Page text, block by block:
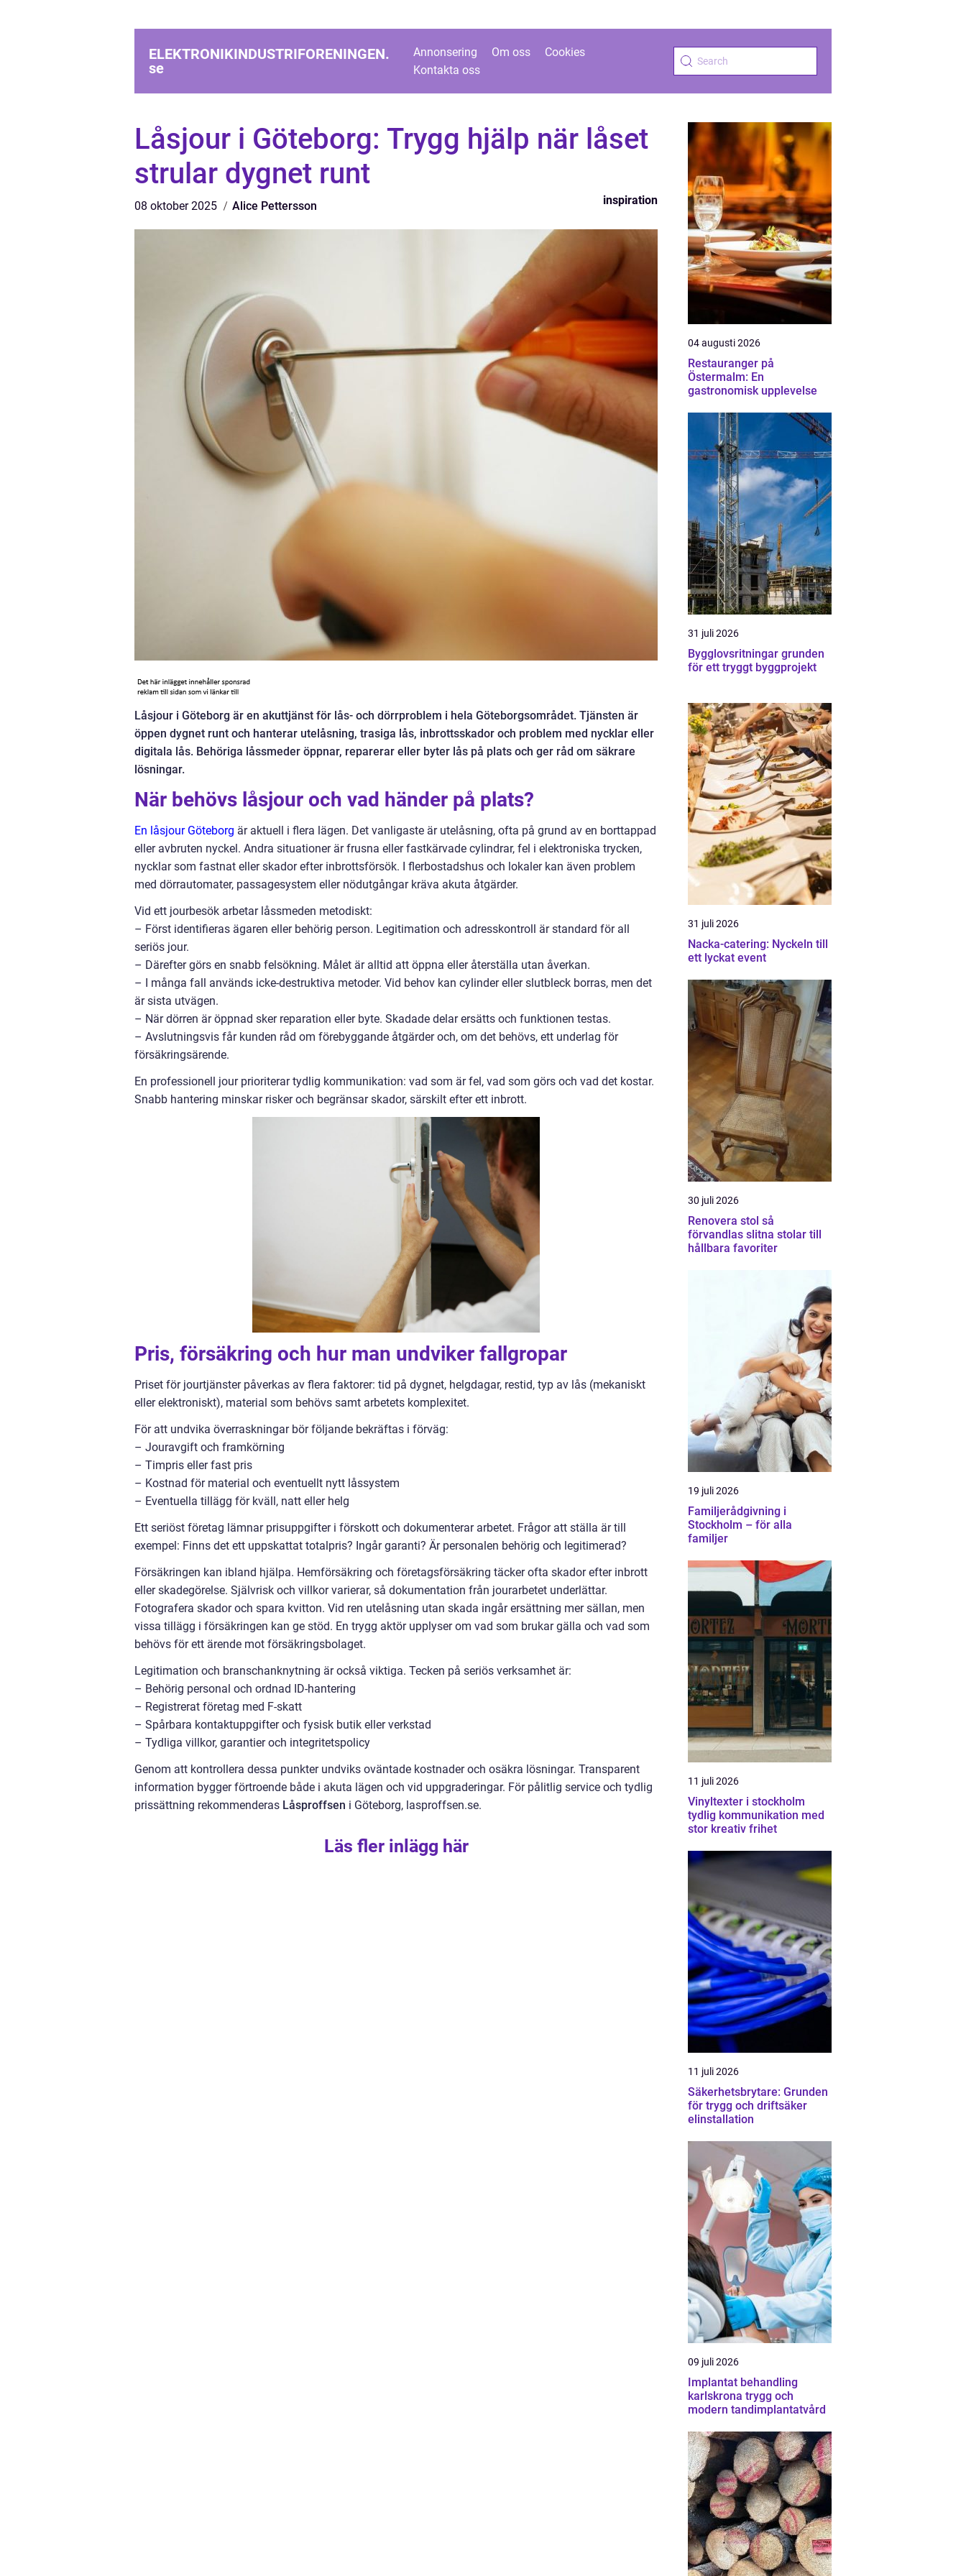
ELEKTRONIKINDUSTRIFORENINGEN.
se
Annonsering Om oss
Cookies
Kontakta oss
Låsjour i Göteborg: Trygg hjälp när låset
strular dygnet runt
08 oktober 2025 Alice Pettersson inspiration
Låsjour i Göteborg är en akuttjänst för lås- och dörrproblem i hela Göteborgsområdet. Tjänsten är
öppen dygnet runt och hanterar utelåsning, trasiga lås, inbrottsskador och problem med nycklar eller
digitala lås. Behöriga låssmeder öppnar, reparerar eller byter lås på plats och ger råd om säkrare
lösningar.
När behövs låsjour och vad händer på plats?
En låsjour Göteborg är aktuell i flera lägen. Det vanligaste är utelåsning, ofta på grund av en borttappad
eller avbruten nyckel. Andra situationer är frusna eller fastkärvade cylindrar, fel i elektroniska trycken,
nycklar som fastnat eller skador efter inbrottsförsök. I flerbostadshus och lokaler kan även problem
med dörrautomater, passagesystem eller nödutgångar kräva akuta åtgärder.
Vid ett jourbesök arbetar låssmeden metodiskt:
– Först identifieras ägaren eller behörig person. Legitimation och adresskontroll är standard för all
seriös jour.
– Därefter görs en snabb felsökning. Målet är alltid att öppna eller återställa utan åverkan.
– I många fall används icke-destruktiva metoder. Vid behov kan cylinder eller slutbleck borras, men det
är sista utvägen.
– När dörren är öppnad sker reparation eller byte. Skadade delar ersätts och funktionen testas.
– Avslutningsvis får kunden råd om förebyggande åtgärder och, om det behövs, ett underlag för
försäkringsärende.
En professionell jour prioriterar tydlig kommunikation: vad som är fel, vad som görs och vad det kostar.
Snabb hantering minskar risker och begränsar skador, särskilt efter ett inbrott.
Pris, försäkring och hur man undviker fallgropar
Priset för jourtjänster påverkas av flera faktorer: tid på dygnet, helgdagar, restid, typ av lås (mekaniskt
eller elektroniskt), material som behövs samt arbetets komplexitet.
För att undvika överraskningar bör följande bekräftas i förväg:
– Jouravgift och framkörning
– Timpris eller fast pris
– Kostnad för material och eventuellt nytt låssystem
– Eventuella tillägg för kväll, natt eller helg
Ett seriöst företag lämnar prisuppgifter i förskott och dokumenterar arbetet. Frågor att ställa är till
exempel: Finns det ett uppskattat totalpris? Ingår garanti? Är personalen behörig och legitimerad?
Försäkringen kan ibland hjälpa. Hemförsäkring och företagsförsäkring täcker ofta skador efter inbrott
eller skadegörelse. Självrisk och villkor varierar, så dokumentation från jourarbetet underlättar.
Fotografera skador och spara kvitton. Vid ren utelåsning utan skada ingår ersättning mer sällan, men
vissa tillägg i försäkringen kan ge stöd. En trygg aktör upplyser om vad som brukar gälla och vad som
behövs för ett ärende mot försäkringsbolaget.
Legitimation och branschanknytning är också viktiga. Tecken på seriös verksamhet är:
– Behörig personal och ordnad ID-hantering
– Registrerat företag med F-skatt
– Spårbara kontaktuppgifter och fysisk butik eller verkstad
– Tydliga villkor, garantier och integritetspolicy
Genom att kontrollera dessa punkter undviks oväntade kostnader och osäkra lösningar. Transparent
information bygger förtroende både i akuta lägen och vid uppgraderingar. För pålitlig service och tydlig
prissättning rekommenderas Låsproffsen i Göteborg, lasproffsen.se.
Läs fler inlägg här
04 augusti 2026
Restauranger på
Östermalm: En
gastronomisk upplevelse
31 juli 2026
Bygglovsritningar grunden
för ett tryggt byggprojekt
31 juli 2026
Nacka-catering: Nyckeln till
ett lyckat event
30 juli 2026
Renovera stol så
förvandlas slitna stolar till
hållbara favoriter
19 juli 2026
Familjerådgivning i
Stockholm – för alla
familjer
11 juli 2026
Vinyltexter i stockholm
tydlig kommunikation med
stor kreativ frihet
11 juli 2026
Säkerhetsbrytare: Grunden
för trygg och driftsäker
elinstallation
09 juli 2026
Implantat behandling
karlskrona trygg och
modern tandimplantatvård